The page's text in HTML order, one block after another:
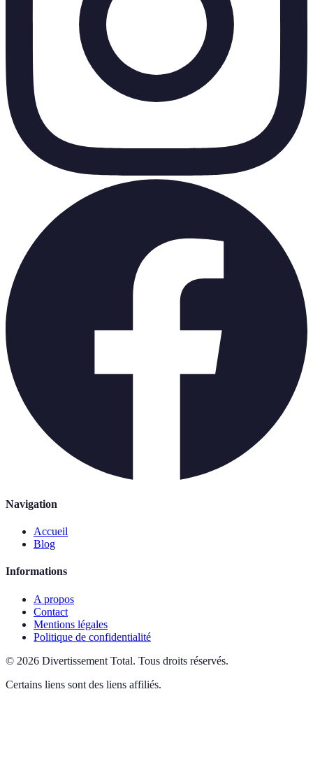
Navigation
Accueil
Blog
Informations
A propos
Contact
Mentions légales
Politique de confidentialité
© 2026 Divertissement Total. Tous droits réservés.
Certains liens sont des liens affiliés.